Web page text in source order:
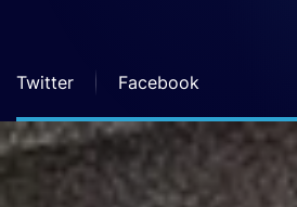
Twitter Facebook